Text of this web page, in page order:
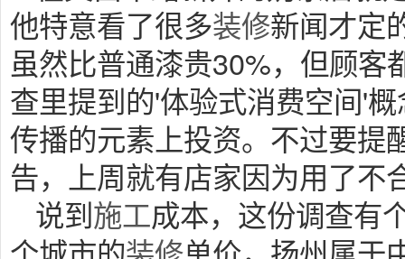
他特意看了很多装修新闻才定
虽然比普通漆贵30%，但顾
查里提到的'体验式消费空间'
传播的元素上投资。不过要提
告，上周就有店家因为用了不
说到施工成本，这份调查有